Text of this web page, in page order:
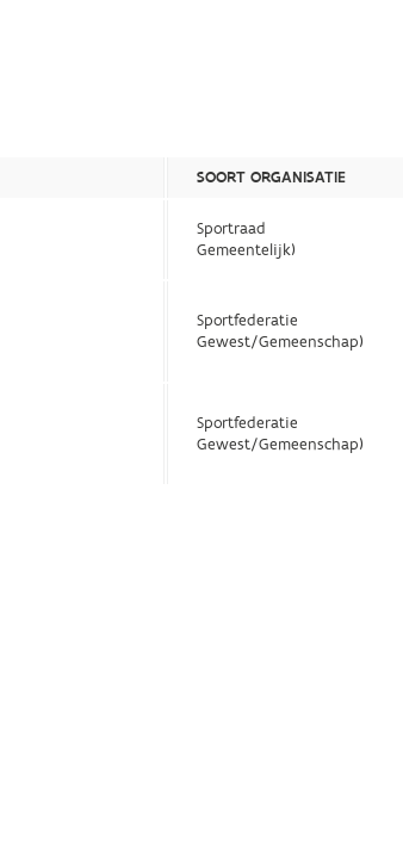
SOORT ORGANISATIE
Sportraad
Gemeentelijk)
Sportfederatie
Gewest/Gemeenschap)
Sportfederatie
Gewest/Gemeenschap)